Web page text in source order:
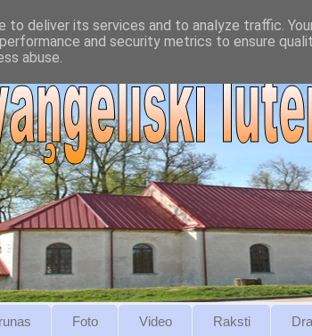
Foto Video Raksti
to deliver its services and to analyze traffic.
and security metrics to ensure
abuse.